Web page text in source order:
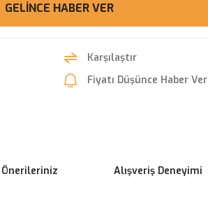
GELINCE HABER VER
Karşılaştır
Fiyatı Düşünce Haber Ver
Önerileriniz Alışveriş Deneyimi